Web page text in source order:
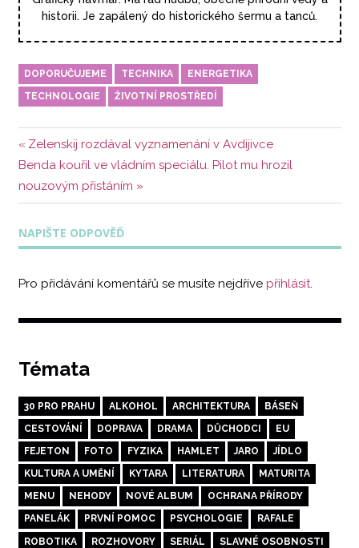
historii. Je zapálený do historického šermu a tanců.
DOPORUČUJEME TECHNIKA ENERGETIKA
TECHNOLOGIE ŽIVOTNÍ PROSTŘEDÍ
Navigace
pro
příspěvek
Předchozí
příspěvek:
Zelenskij rozdával vyznamenání v Avdijivce
Další
příspěvek:
Benda kouřil ve vládním speciálu. Pilot mu hrozil
nouzovým přistáním
NAPIŠTE ODPOVĚĎ
Pro přidávání komentářů se musíte nejdříve přihlásit.
Témata
30 PRO PRAHU ALKOHOL ARCHITEKTURA BÁSEŇ
CESTOVÁNÍ DOPRAVA DRAMA DŮCHODCI EU
FEJETON FOTO FYZIKA HAMLET JARO JÍDLO
KULTURA A UMĚNÍ KYTARA LITERATURA MATURITA
MENU NEHODY NOVÉ ALBUM OCHRANA PŘÍRODY
PANELÁK PRVNÍ POMOC PSYCHOLOGIE RAFALE
ROBOTIKA ROZHOVORY SERIÁL SLAVNÉ OSOBNOSTI